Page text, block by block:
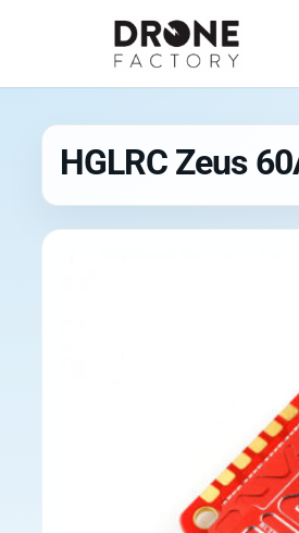
HGLRC Zeus